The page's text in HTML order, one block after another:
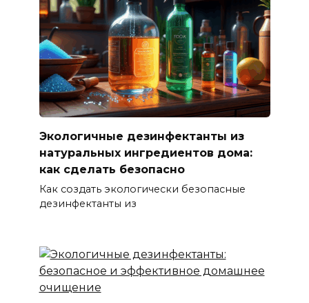
Экологичные дезинфектанты из
натуральных ингредиентов дома:
как сделать безопасно
Как создать экологически безопасные
дезинфектанты из